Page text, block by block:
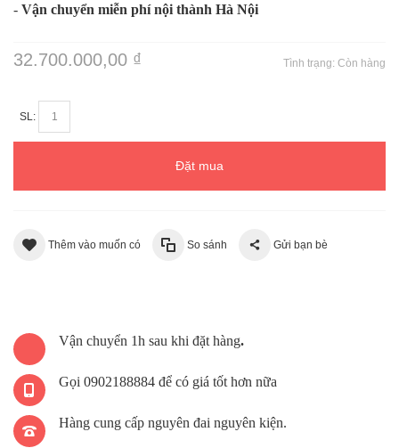
- Vận chuyển miễn phí nội thành Hà Nội
Tình trạng: Còn hàng
32.700.000,00 ₫
SL:
Đặt mua
Thêm vào muốn có So sánh Gửi bạn bè
Vận chuyển 1h sau khi đặt hàng.
Gọi 0902188884 để có giá tốt hơn nữa
Hàng cung cấp nguyên đai nguyên kiện.